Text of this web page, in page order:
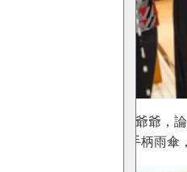
培訓，則要歸功於我爺爺，
trench coat撐馬頭手柄雨傘